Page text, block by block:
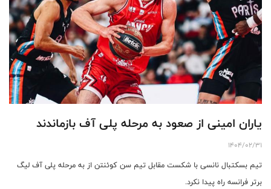
یاران امینی از صعود به مرحله پلی آف بازماندند
1404/02/31
تیم بسکتبال نانسی با شکست مقابل تیم سن کوئنتن از به مرحله پلی آف لیگ
برتر فرانسه راه پیدا نکرد.